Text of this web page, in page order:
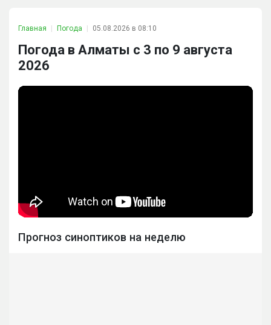
Главная Погода 05.08.2026 в 08:10
Погода в Алматы с 3 по 9 августа
2026
Прогноз синоптиков на неделю